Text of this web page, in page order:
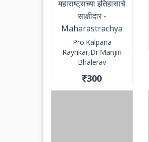
महाराष्ट्राच्या इतिहासाचे
साक्षीदार -
Maharastrachya
Itihasache
Sakshidaar
Pro.Kalpana
Rayrikar,Dr.Manjiri
Bhalerav
300